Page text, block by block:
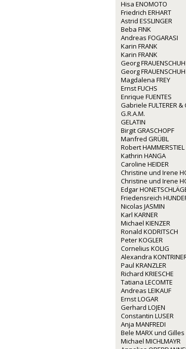
Hisa ENOMOTO
Friedrich ERHART
Astrid ESSLINGER
Beba FINK
Andreas FOGARASI
Karin FRANK
Karin FRANK
Georg FRAUENSCHUH
Georg FRAUENSCHUH
Magdalena FREY
Ernst FUCHS
Enrique FUENTES
Gabriele FULTERER &
G.R.A.M.
GELATIN
Birgit GRASCHOPF
Manfred GRÜBL
Robert HAMMERSTIEL
Kathrin HANGA
Caroline HEIDER
Christine und Irene
Christine und Irene
Edgar
Friedensreich
Nicolas JASMIN
Karl KARNER
Michael KIENZER
Ronald KODRITSCH
Peter KOGLER
Cornelius KOLIG
Alexandra
Paul KRANZLER
Richard KRIESCHE
Tatiana LECOMTE
Andreas LEIKAUF
Ernst LOGAR
Gerhard LOJEN
Constantin LUSER
Anja MANFREDI
Bele MARX und Gilles
Michael MICHLMAYR